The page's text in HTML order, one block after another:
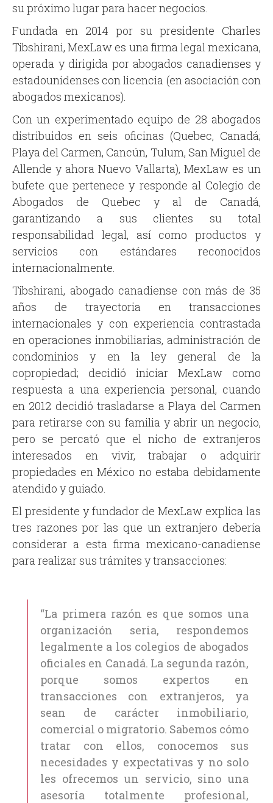
su próximo lugar para hacer negocios.
Fundada en 2014 por su presidente Charles
Tibshirani, MexLaw es una firma legal mexicana,
operada y dirigida por abogados canadienses y
estadounidenses con licencia (en asociación con
abogados mexicanos).
Con un experimentado equipo de 28 abogados
distribuidos en seis oficinas (Quebec, Canadá;
Playa del Carmen, Cancún, Tulum, San Miguel de
Allende y ahora Nuevo Vallarta), MexLaw es un
bufete que pertenece y responde al Colegio de
Abogados de Quebec y al de Canadá,
garantizando a sus clientes su total
responsabilidad legal, así como productos y
servicios con estándares reconocidos
internacionalmente.
Tibshirani, abogado canadiense con más de 35
años de trayectoria en transacciones
internacionales y con experiencia contrastada
en operaciones inmobiliarias, administración de
condominios y en la ley general de la
copropiedad; decidió iniciar MexLaw como
respuesta a una experiencia personal, cuando
en 2012 decidió trasladarse a Playa del Carmen
para retirarse con su familia y abrir un negocio,
pero se percató que el nicho de extranjeros
interesados en vivir, trabajar o adquirir
propiedades en México no estaba debidamente
atendido y guiado.
El presidente y fundador de MexLaw explica las
tres razones por las que un extranjero debería
considerar a esta firma mexicano-canadiense
para realizar sus trámites y transacciones:
“La primera razón es que somos una
organización seria, respondemos
legalmente a los colegios de abogados
oficiales en Canadá. La segunda razón,
porque somos expertos en
transacciones con extranjeros, ya
sean de carácter inmobiliario,
comercial o migratorio. Sabemos cómo
tratar con ellos, conocemos sus
necesidades y expectativas y no solo
les ofrecemos un servicio, sino una
asesoría totalmente profesional,